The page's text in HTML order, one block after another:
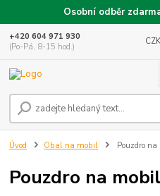
Osobní odběr
+420 604 971 930
(Po-Pá, 8-15 hod.)
Úvod Obal na mobil Pouzdro
Pouzdro na mobil